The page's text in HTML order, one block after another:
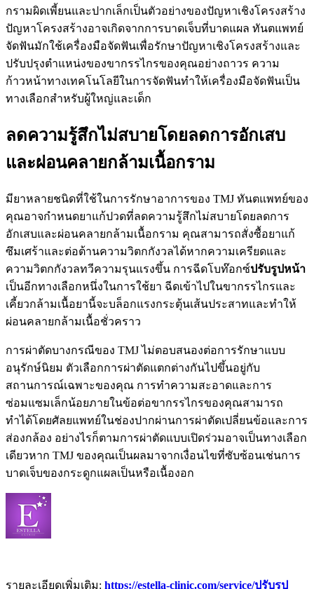
กรามผิดเพี้ยนและปากเล็กเป็นตัวอย่างของปัญหาเชิงโครงสร้าง
ปัญหาโครงสร้างอาจเกิดจากการบาดเจ็บที่บาดแผล ทันตแพทย์
จัดฟันมักใช้เครื่องมือจัดฟันเพื่อรักษาปัญหาเชิงโครงสร้างและ
ปรับปรุงตำแหน่งของขากรรไกรของคุณอย่างถาวร ความ
ก้าวหน้าทางเทคโนโลยีในการจัดฟันทำให้เครื่องมือจัดฟันเป็น
ทางเลือกสำหรับผู้ใหญ่และเด็ก
ลดความรู้สึกไม่สบายโดยลดการอักเสบ
และผ่อนคลายกล้ามเนื้อกราม
มียาหลายชนิดที่ใช้ในการรักษาอาการของ TMJ ทันตแพทย์ของ
คุณอาจกำหนดยาแก้ปวดที่ลดความรู้สึกไม่สบายโดยลดการ
อักเสบและผ่อนคลายกล้ามเนื้อกราม คุณสามารถสั่งซื้อยาแก้
ซึมเศร้าและต่อต้านความวิตกกังวลได้หากความเครียดและ
ความวิตกกังวลทวีความรุนแรงขึ้น การฉีดโบท๊อกซ์ปรับรูปหน้า
เป็นอีกทางเลือกหนึ่งในการใช้ยา ฉีดเข้าไปในขากรรไกรและ
เคี้ยวกล้ามเนื้อยานี้จะบล็อกแรงกระตุ้นเส้นประสาทและทำให้
ผ่อนคลายกล้ามเนื้อชั่วคราว
การผ่าตัดบางกรณีของ TMJ ไม่ตอบสนองต่อการรักษาแบบ
อนุรักษ์นิยม ตัวเลือกการผ่าตัดแตกต่างกันไปขึ้นอยู่กับ
สถานการณ์เฉพาะของคุณ การทำความสะอาดและการ
ซ่อมแซมเล็กน้อยภายในข้อต่อขากรรไกรของคุณสามารถ
ทำได้โดยศัลยแพทย์ในช่องปากผ่านการผ่าตัดเปลี่ยนข้อและการ
ส่องกล้อง อย่างไรก็ตามการผ่าตัดแบบเปิดร่วมอาจเป็นทางเลือก
เดียวหาก TMJ ของคุณเป็นผลมาจากเงื่อนไขที่ซับซ้อนเช่นการ
บาดเจ็บของกระดูกแผลเป็นหรือเนื้องอก
รายละเอียดเพิ่มเติม: https://estella-clinic.com/service/ปรับรูป